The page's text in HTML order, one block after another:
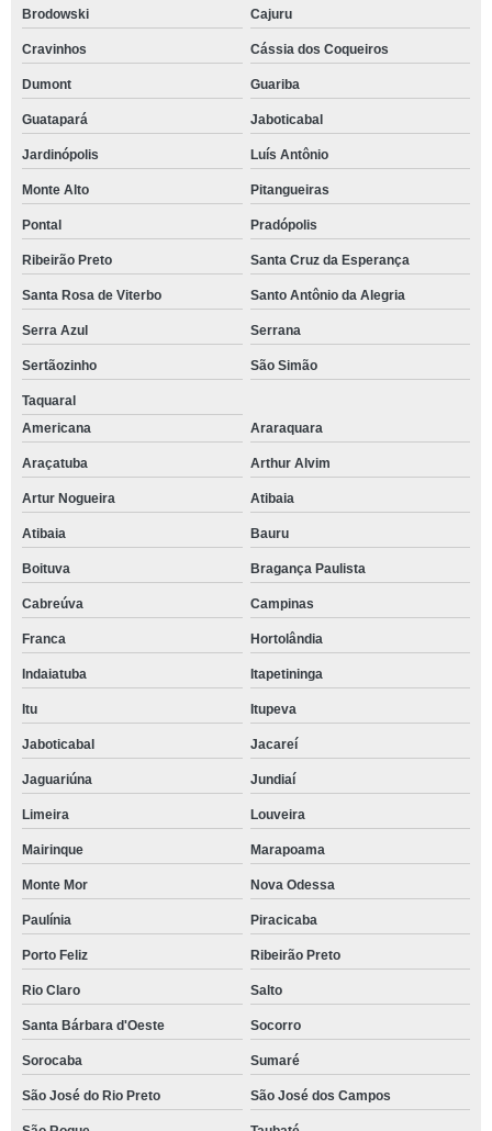
Brodowski Cajuru
Cravinhos Cássia dos Coqueiros
Dumont Guariba
Guatapará Jaboticabal
Jardinópolis Luís Antônio
Monte Alto Pitangueiras
Pontal Pradópolis
Ribeirão Preto Santa Cruz da Esperança
Santa Rosa de Viterbo Santo Antônio da Alegria
Serra Azul Serrana
Sertãozinho São Simão
Taquaral
Americana
Araraquara
Araçatuba Arthur Alvim
Artur Nogueira Atibaia
Atibaia Bauru
Boituva Bragança Paulista
Cabreúva Campinas
Franca Hortolândia
Indaiatuba Itapetininga
Itu Itupeva
Jaboticabal Jacareí
Jaguariúna Jundiaí
Limeira Louveira
Mairinque Marapoama
Monte Mor Nova Odessa
Paulínia Piracicaba
Porto Feliz Ribeirão Preto
Rio Claro Salto
Santa Bárbara d'Oeste Socorro
Sorocaba Sumaré
São José do Rio Preto São José dos Campos